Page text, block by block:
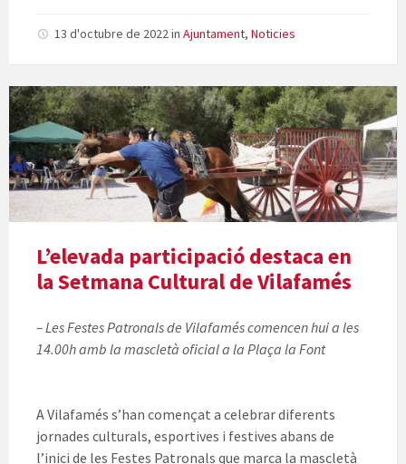
13 d'octubre de 2022in Ajuntament, Noticies
L’elevada participació destaca en
la Setmana Cultural de Vilafamés
– Les Festes Patronals de Vilafamés comencen hui a les
14.00h amb la mascletà oficial a la Plaça la Font
A Vilafamés s’han començat a celebrar diferents
jornades culturals, esportives i festives abans de
l’inici de les Festes Patronals que marca la mascletà